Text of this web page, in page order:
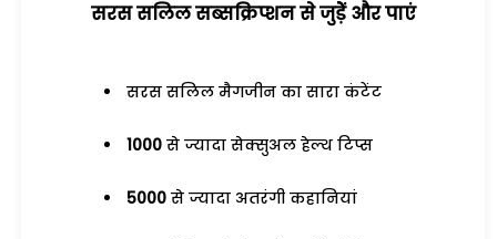
सरस सलिल सब्सक्रिप्शन से जुड़ेें और पाएं
सरस सलिल मैगजीन का सारा कंटेंट
1000 से ज्यादा सेक्सुअल हेल्थ टिप्स
5000 से ज्यादा अतरंगी कहानियां